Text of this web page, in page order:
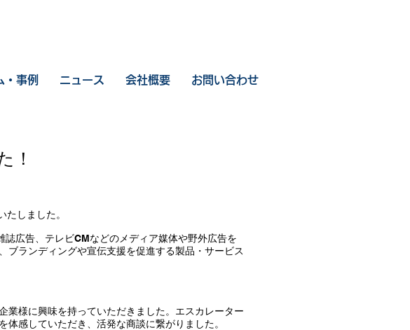
・事例 ニュース 会社概要 お問い合わせ
！
しました。
広告、テレビCMなどのメディア媒体や野外広告を
ブランディングや宣伝支援を促進する製品・サービス
業様に興味を持っていただきました。​エスカレーター
感していただき、活発な商談に繋がりました。